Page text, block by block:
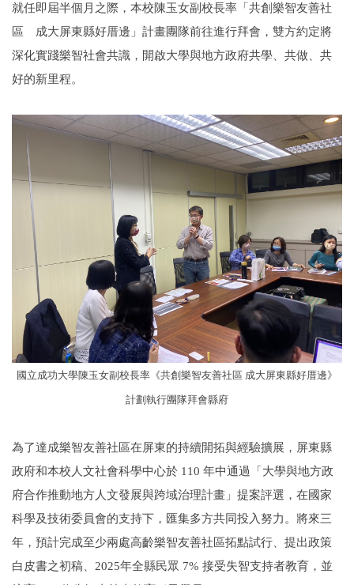
就任即屆半個月之際，本校陳玉女副校長率「共創樂智友善社
區 成大屏東縣好厝邊」計畫團隊前往進行拜會，雙方約定將
深化實踐樂智社會共識，開啟大學與地方政府共學、共做、共
好的新里程。
國立成功大學陳玉女副校長率《共創樂智友善社區 成大屏東縣好厝邊》
計劃執行團隊拜會縣府
為了達成樂智友善社區在屏東的持續開拓與經驗擴展，屏東縣
政府和本校人文社會科學中心於 110 年中通過「大學與地方政
府合作推動地方人文發展與跨域治理計畫」提案評選，在國家
科學及技術委員會的支持下，匯集多方共同投入努力。將來三
年，預計完成至少兩處高齡樂智友善社區拓點試行、提出政策
白皮書之初稿、2025年全縣民眾 7% 接受失智支持者教育，並